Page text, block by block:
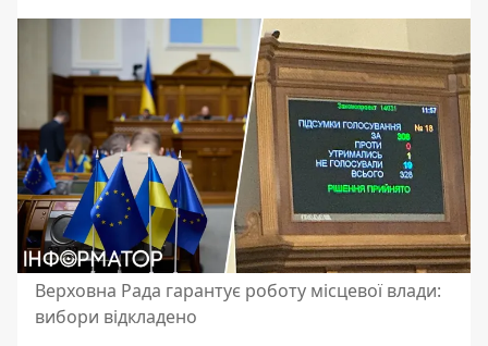
Верховна Рада гарантує роботу місцевої влади:
вибори відкладено